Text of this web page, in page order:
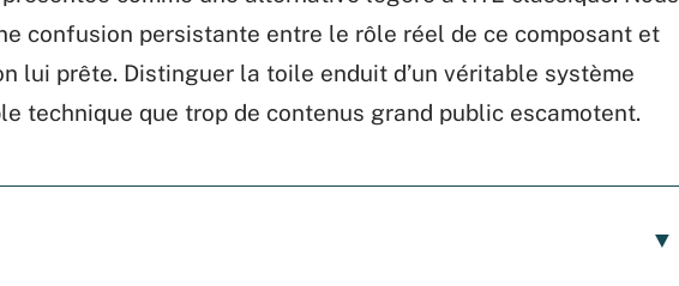
confusion persistante entre le rôle réel de ce composant et
lui prête. Distinguer la toile enduit d’un véritable système
technique que trop de contenus grand public escamotent.